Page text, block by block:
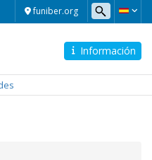
funiber.org
Información